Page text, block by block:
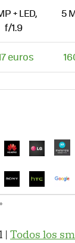
+ LED,
f/1.9
5
euros
| Todos los